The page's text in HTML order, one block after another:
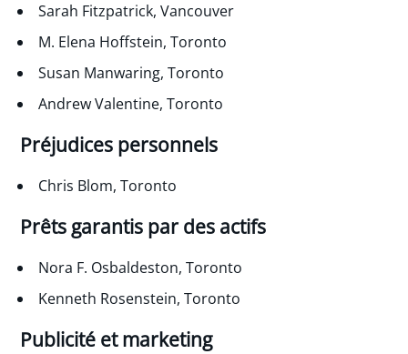
Sarah Fitzpatrick, Vancouver
M. Elena Hoffstein, Toronto
Susan Manwaring, Toronto
Andrew Valentine, Toronto
Préjudices personnels
Chris Blom, Toronto
Prêts garantis par des actifs
Nora F. Osbaldeston, Toronto
Kenneth Rosenstein, Toronto
Publicité et marketing